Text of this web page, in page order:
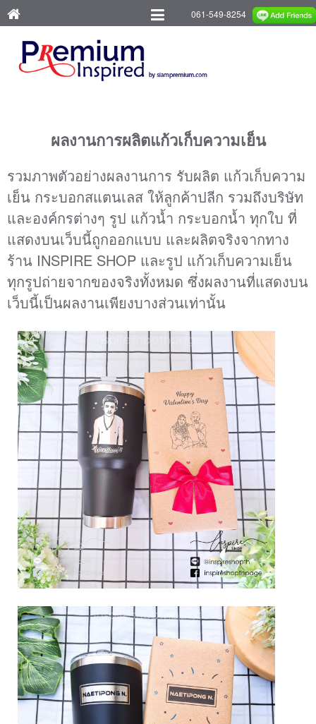
061-549-8254
ผลงานการผลิตแก้วเก็บความเย็น
รวมภาพตัวอย่างผลงานการ รับผลิต แก้วเก็บความ
เย็น กระบอกสแตนเลส ให้ลูกค้าปลีก รวมถึงบริษัท
และองค์กรต่างๆ รูป แก้วน้ำ กระบอกน้ำ ทุกใบ ที่
แสดงบนเว็บนี้ถูกออกแบบ และผลิตจริงจากทาง
ร้าน INSPIRE SHOP และรูป แก้วเก็บความเย็น
ทุกรูปถ่ายจากของจริงทั้งหมด ซึ่งผลงานที่แสดงบน
เว็บนี้เป็นผลงานเพียงบางส่วนเท่านั้น